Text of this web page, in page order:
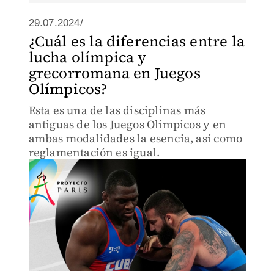
29.07.2024/
¿Cuál es la diferencias entre la
lucha olímpica y
grecorromana en Juegos
Olímpicos?
Esta es una de las disciplinas más
antiguas de los Juegos Olímpicos y en
ambas modalidades la esencia, así como
reglamentación es igual.